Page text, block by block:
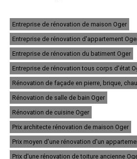
- Entreprise de rénovation immobilière à
- Entreprise de rénovation
- Entreprise de rénovation
- Entreprise de rénovation immobilière
- Entreprise de rénovation
- Entreprise de rénovation immobilière à
- Entreprise de rénovation
- Entreprise de rénovation immobilière à
- Entreprise de rénovation immobilière à
- Entreprise de rénovation immobilière à
- Entreprise de rénovation immobilière
- Entreprise de rénovation
- Entreprise de rénovation
- Entreprise de rénovation
- Entreprise de rénovation immobilière à
- Entreprise de rénovation
Entreprise de rénovation de maison Oger
Entreprise de rénovation d'appartement
Entreprise de rénovation du batiment Oger
Entreprise de rénovation tous corps d'état
Rénovation de façade en pierre, brique,
Rénovation de salle de bain Oger
Rénovation de cuisine Oger
Prix architecte rénovation de maison Oger
Prix moyen d'une rénovation d'un
Prix d'une rénovation de toiture ancienne